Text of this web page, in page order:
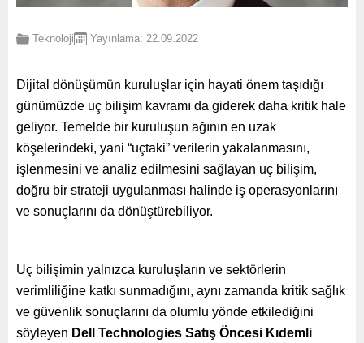
Teknoloji Yayınlama: 22.09.2022
Dijital dönüşümün kuruluşlar için hayati önem taşıdığı
günümüzde uç bilişim kavramı da giderek daha kritik hale
geliyor. Temelde bir kuruluşun ağının en uzak
köşelerindeki, yani “uçtaki” verilerin yakalanmasını,
işlenmesini ve analiz edilmesini sağlayan uç bilişim,
doğru bir strateji uygulanması halinde iş operasyonlarını
ve sonuçlarını da dönüştürebiliyor.
Uç bilişimin yalnızca kuruluşların ve sektörlerin
verimliliğine katkı sunmadığını, aynı zamanda kritik sağlık
ve güvenlik sonuçlarını da olumlu yönde etkilediğini
söyleyen Dell Technologies Satış Öncesi Kıdemli